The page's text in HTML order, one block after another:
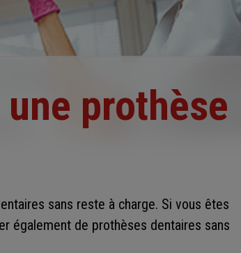
prothèse
sans reste à charge. Si vous êtes
également de prothèses dentaires sans